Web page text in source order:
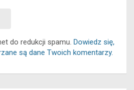
do redukcji spamu. Dowiedz się,
są dane Twoich komentarzy.